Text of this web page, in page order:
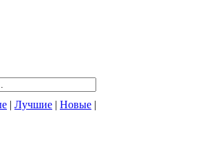
| Лучшие | Новые |